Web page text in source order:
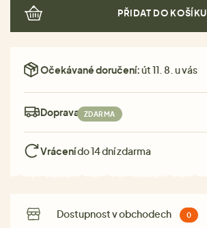
PŘIDAT DO KOŠÍKU
Očekávané doručení:út 11. 8. u vás
Doprava: ZDARMA
Vrácenído 14 dní zdarma
Dostupnost v obchodech 0